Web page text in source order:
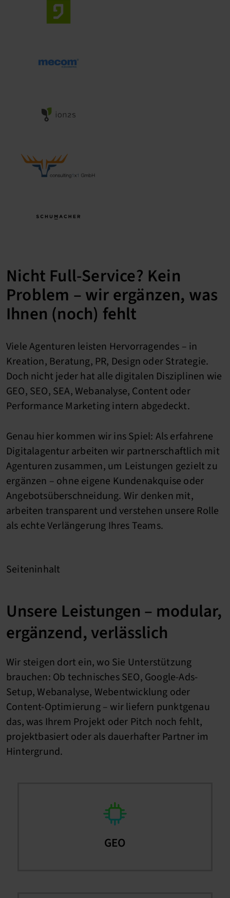
Nicht Full-Service? Kein
Problem – wir ergänzen, was
Ihnen (noch) fehlt
Viele Agenturen leisten Hervorragendes – in
Kreation, Beratung, PR, Design oder Strategie.
Doch nicht jeder hat alle digitalen Disziplinen wie
GEO, SEO, SEA, Webanalyse, Content oder
Performance Marketing intern abgedeckt.
Genau hier kommen wir ins Spiel: Als erfahrene
Digitalagentur arbeiten wir partnerschaftlich mit
Agenturen zusammen, um Leistungen gezielt zu
ergänzen – ohne eigene Kundenakquise oder
Angebotsüberschneidung. Wir denken mit,
arbeiten transparent und verstehen unsere Rolle
als echte Verlängerung Ihres Teams.
Seiteninhalt
Unsere Leistungen – modular,
ergänzend, verlässlich
Wir steigen dort ein, wo Sie Unterstützung
brauchen: Ob technisches SEO, Google-Ads-
Setup, Webanalyse, Webentwicklung oder
Content-Optimierung – wir liefern punktgenau
das, was Ihrem Projekt oder Pitch noch fehlt,
projektbasiert oder als dauerhafter Partner im
Hintergrund.
GEO